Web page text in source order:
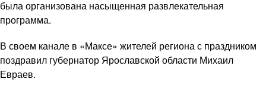
была организована насыщенная развлекательная
программа.
В своем канале в «Максе» жителей региона с праздником
поздравил губернатор Ярославской области Михаил
Евраев.